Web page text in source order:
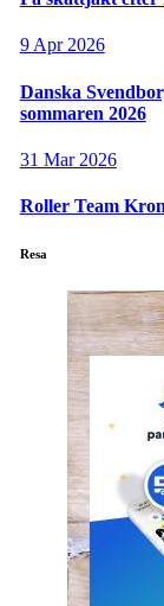
9 Apr 2026
Danska
sommaren 2026
31 Mar 2026
Roller Team
Resa